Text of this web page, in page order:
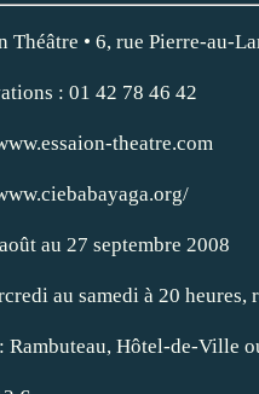
Théâtre • 6, rue Pierre-au-
: 01 42 78 46 42
theatre.com
au 27 septembre 2008
au samedi à 20 heures,
Rambuteau, Hôtel-de-Ville